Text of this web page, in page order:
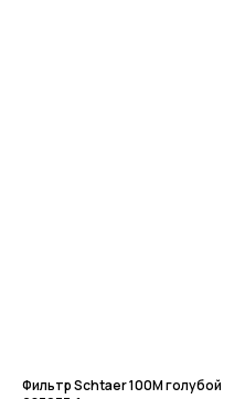
Фильтр Schtaer 100М голубой